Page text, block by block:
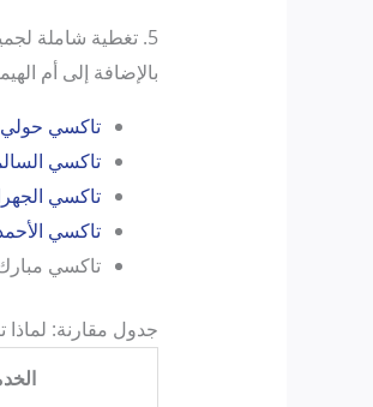
5. تغطية شاملة لجميع مناطق الكويت
بالإضافة إلى أم
تاكسي حولي
تاكسي
تاكسي
تاكسي
تاكسي مبارك
جدول مقارنة: